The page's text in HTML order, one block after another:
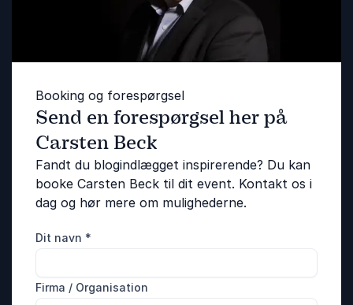
Booking og forespørgsel
Send en forespørgsel her på
Carsten Beck
Fandt du blogindlægget inspirerende? Du kan
booke Carsten Beck til dit event. Kontakt os i
dag og hør mere om mulighederne.
Dit navn *
Firma / Organisation